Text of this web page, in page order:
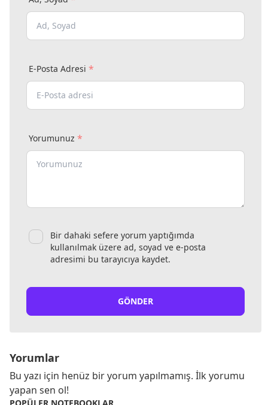
E-Posta Adresi *
Yorumunuz *
Bir dahaki sefere yorum yaptığımda
kullanılmak üzere ad, soyad ve e-posta
adresimi bu tarayıcıya kaydet.
GÖNDER
Yorumlar
Bu yazı için henüz bir yorum yapılmamış. İlk yorumu
yapan sen ol!
POPÜLER NOTEBOOKLAR